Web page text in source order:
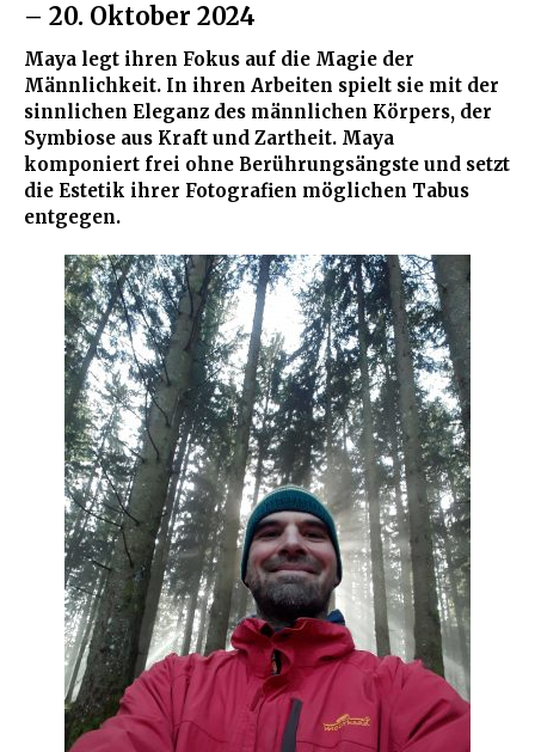
– 20. Oktober 2024
Maya legt ihren Fokus auf die Magie der
Männlichkeit. In ihren Arbeiten spielt sie mit der
sinnlichen Eleganz des männlichen Körpers, der
Symbiose aus Kraft und Zartheit. Maya
komponiert frei ohne Berührungsängste und setzt
die Estetik ihrer Fotografien möglichen Tabus
entgegen.